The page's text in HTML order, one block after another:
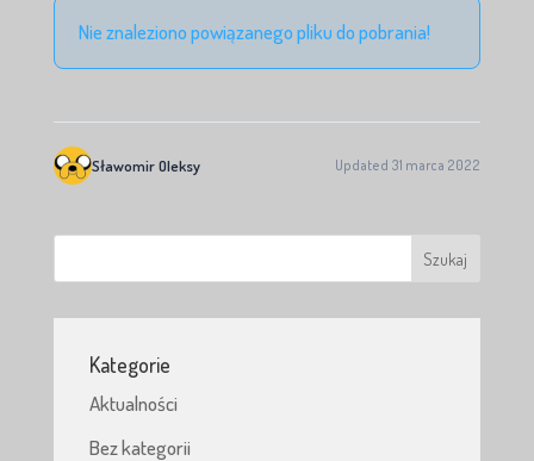
Nie znaleziono powiązanego pliku do pobrania!
Sławomir Oleksy Updated 31 marca 2022
Kategorie
Aktualności
Bez kategorii